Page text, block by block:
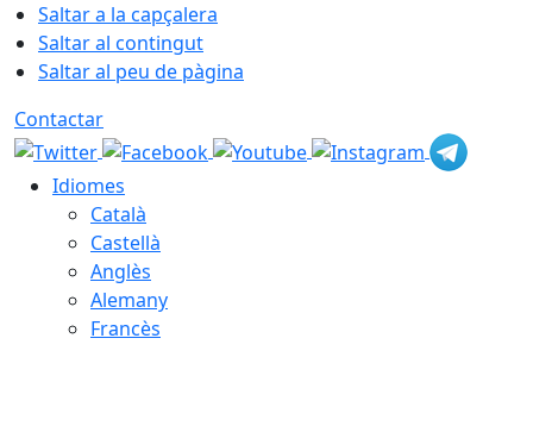
Saltar a la capçalera
Saltar al contingut
Saltar al peu de pàgina
Contactar
Idiomes
Català
Castellà
Anglès
Alemany
Francès